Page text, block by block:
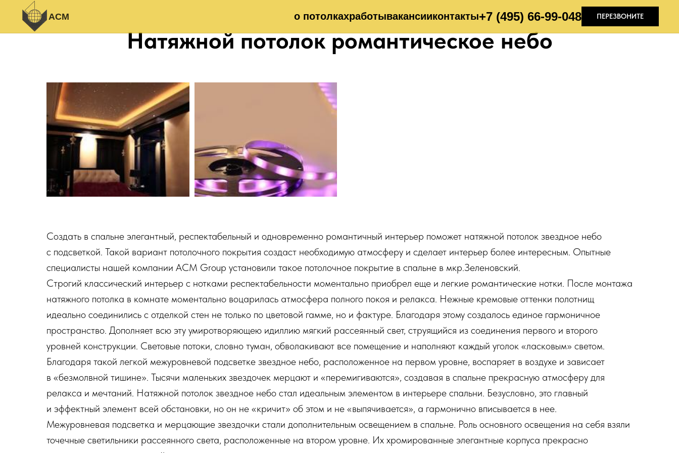
АСМ о потолкахработывакансииконтакты+7 (495) 66-99-048 ПЕРЕЗВОНИТЕ
Натяжной потолок романтическое небо
Создать в спальне элегантный, респектабельный и одновременно романтичный интерьер поможет натяжной потолок звездное небо
с подсветкой. Такой вариант потолочного покрытия создаст необходимую атмосферу и сделает интерьер более интересным. Опытные
специалисты нашей компании АСМ Group установили такое потолочное покрытие в спальне в мкр.Зеленовский.
Строгий классический интерьер с нотками респектабельности моментально приобрел еще и легкие романтические нотки. После монтажа
натяжного потолка в комнате моментально воцарилась атмосфера полного покоя и релакса. Нежные кремовые оттенки полотнищ
идеально соединились с отделкой стен не только по цветовой гамме, но и фактуре. Благодаря этому создалось единое гармоничное
пространство. Дополняет всю эту умиротворяющею идиллию мягкий рассеянный свет, струящийся из соединения первого и второго
уровней конструкции. Световые потоки, словно туман, обволакивают все помещение и наполняют каждый уголок «ласковым» светом.
Благодаря такой легкой межуровневой подсветке звездное небо, расположенное на первом уровне, воспаряет в воздухе и зависает
в «безмолвной тишине». Тысячи маленьких звездочек мерцают и «перемигиваются», создавая в спальне прекрасную атмосферу для
релакса и мечтаний. Натяжной потолок звездное небо стал идеальным элементом в интерьере спальни. Безусловно, это главный
и эффектный элемент всей обстановки, но он не «кричит» об этом и не «выпячивается», а гармонично вписывается в нее.
Межуровневая подсветка и мерцающие звездочки стали дополнительным освещением в спальне. Роль основного освещения на себя взяли
точечные светильники рассеянного света, расположенные на втором уровне. Их хромированные элегантные корпуса прекрасно